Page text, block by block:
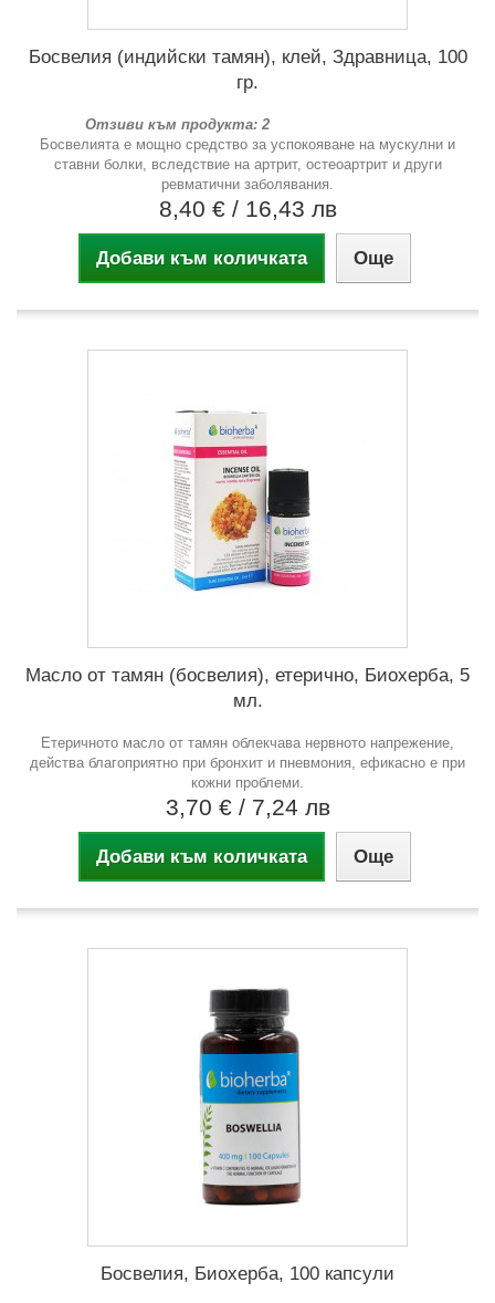
Босвелия (индийски тамян), клей, Здравница, 100
гр.
Отзиви към продукта: 2
Босвелията е мощно средство за успокояване на мускулни и
ставни болки, вследствие на артрит, остеоартрит и други
ревматични заболявания.
8,40 € / 16,43 лв
Добави към количката Още
Масло от тамян (босвелия), етерично, Биохерба, 5
мл.
Етеричното масло от тамян облекчава нервното напрежение,
действа благоприятно при бронхит и пневмония, ефикасно е при
кожни проблеми.
3,70 € / 7,24 лв
Добави към количката Още
Босвелия, Биохерба, 100 капсули